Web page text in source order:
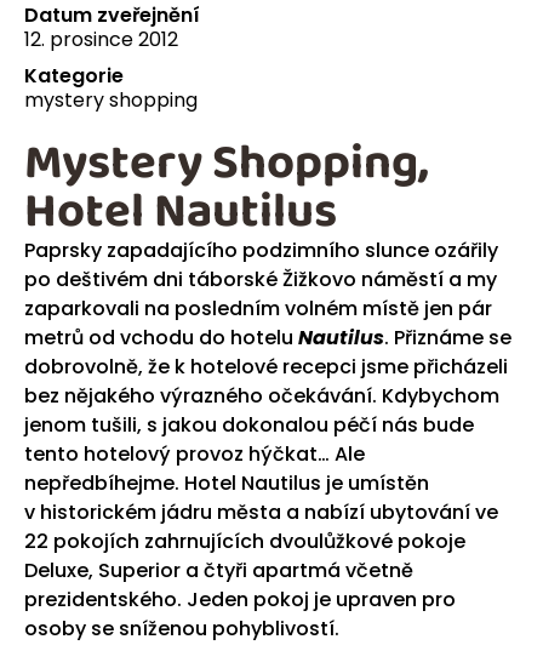
Datum zveřejnění
12. prosince 2012
Kategorie
mystery shopping
Paprsky zapadajícího podzimního slunce ozářily
po deštivém dni táborské Žižkovo náměstí a my
zaparkovali na posledním volném místě jen pár
metrů od vchodu do hotelu Nautilus. Přiznáme se
dobrovolně, že k hotelové recepci jsme přicházeli
bez nějakého výrazného očekávání. Kdybychom
jenom tušili, s jakou dokonalou péčí nás bude
tento hotelový provoz hýčkat… Ale
nepředbíhejme. Hotel Nautilus je umístěn
v historickém jádru města a nabízí ubytování ve
22 pokojích zahrnujících dvoulůžkové pokoje
Deluxe, Superior a čtyři apartmá včetně
prezidentského. Jeden pokoj je upraven pro
osoby se sníženou pohyblivostí.
Mystery Shopping,
Hotel Nautilus